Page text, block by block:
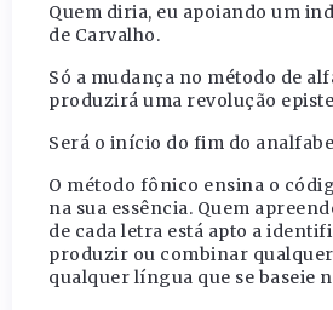
Quem diria, eu apoiando um
de Carvalho.
Só a mudança no método de
produzirá uma revolução
Será o início do fim do
O método fônico ensina o
na sua essência. Quem
de cada letra está apto a
produzir ou combinar
qualquer língua que se baseie